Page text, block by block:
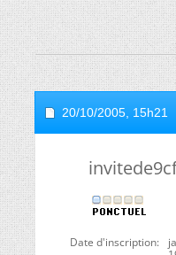
20/10/2005, 15h21
Date d'inscription